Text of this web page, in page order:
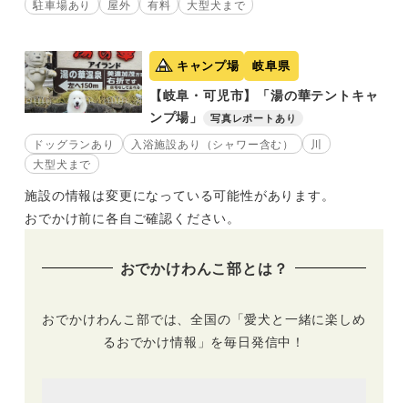
駐車場あり 屋外 有料 大型犬まで
キャンプ場 岐阜県
【岐阜・可児市】「湯の華テントキャ
ンプ場」
写真レポートあり
ドッグランあり 入浴施設あり（シャワー含む）
川
大型犬まで
施設の情報は変更になっている可能性があります。
おでかけ前に各自ご確認ください。
おでかけわんこ部とは？
おでかけわんこ部では、全国の「愛犬と一緒に楽しめ
るおでかけ情報」を毎日発信中！